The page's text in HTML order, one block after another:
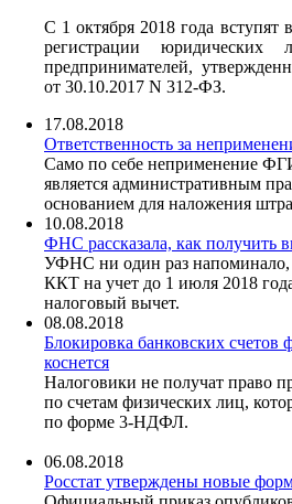
С 1 октября 2018 года вступят
регистрации
предпринимателей,
от 30.10.2017 N 312-ФЗ.
17.08.2018
Ответственность за
Само по себе неприменение
является административным
основанием для наложения
10.08.2018
ФНС рассказала, как получить
УФНС ни один раз
ККТ на учет до 1 июля 2018
налоговый вычет.
08.08.2018
Блокировка банковских счетов
коснется
Налоговики не получат право
по счетам физических лиц,
по форме 3-НДФЛ.
06.08.2018
Росстат утверждены новые